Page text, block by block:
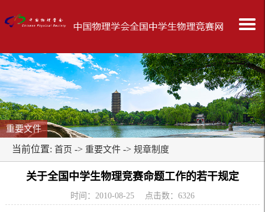
重要文件
当前位置: 首页 -> 重要文件 -> 规章制度
关于全国中学生物理竞赛命题工作的若干规定
时间：2010-08-25 点击数： 6326